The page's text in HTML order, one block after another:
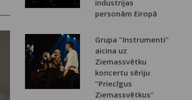
industrijas
personām Eiropā
Grupa "Instrumenti"
aicina uz
Ziemassvētku
koncertu sēriju
"Priecīgus
Ziemassvētkus"